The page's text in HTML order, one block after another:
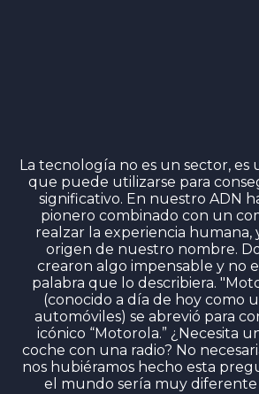
La tecnología no es un sector, es
que puede utilizarse para
significativo. En nuestro ADN
pionero combinado con un
realzar la experiencia humana,
origen de nuestro nombre.
crearon algo impensable y no
palabra que lo describiera.
(conocido a día de hoy como
automóviles) se abrevió para
icónico “Motorola.” ¿Necesita
coche con una radio? No
nos hubiéramos hecho esta
el mundo sería muy diferente